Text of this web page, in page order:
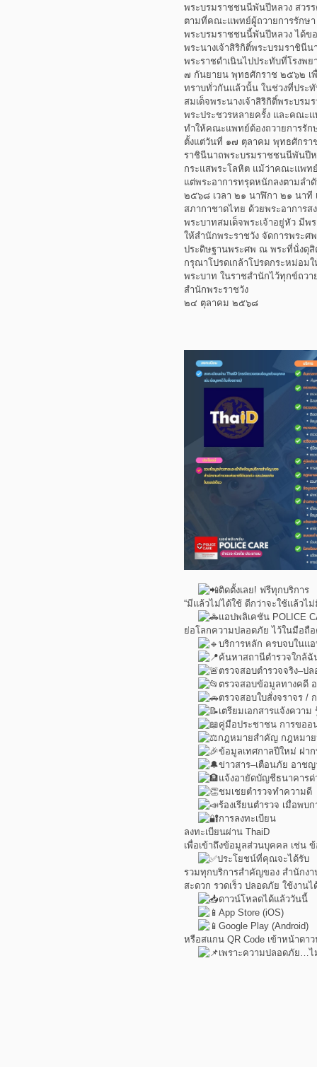
พระบรมราชชนนีพันปีหลวง สวร
ตามที่คณะแพทย์ผู้ถวายการรักษา
พระบรมราชชนนี้พันปีหลวง ได้ข
พระนางเจ้าสิริกิติ์พระบรมราชินี
พระราชดำเนินไปประทับที่โรงพ
๗ กันยายน พุทธศักราช ๒๕๖๒ เพื่
ทราบทั่วกันแล้วนั้น ในช่วงที่ประ
สมเด็จพระนางเจ้าสิริกิติ์พระบร
พระประชวรหลายครั้ง และคณะ
ทำให้คณะแพทย์ต้องถวายการรัก
ตั้งแต่วันที่ ๑๗ ตุลาคม พุทธศักรา
ราชินีนาถพระบรมราชชนนีพันปีห
กระแสพระโลหิต แม้ว่าคณะแพท
แต่พระอาการทรุดหนักลงตามล
๒๕๖๘ เวลา ๒๑ นาฬิกา ๒๑ นาที
สภากาชาดไทย ด้วยพระอาการ
พระบาทสมเด็จพระเจ้าอยู่หัว มีพ
ให้สำนักพระราชวัง จัดการพระศ
ประดิษฐานพระศพ ณ พระที่นั่งดุสิ
กรุณาโปรดเกล้าโปรดกระหม่อม
พระบาท ในราชสำนักไว้ทุกข์ถว
สำนักพระราชวัง
๒๔ ตุลาคม ๒๕๖๘
ติดตั้งเลย! ฟรีทุกบริการ
“มีแล้วไม่ได้ใช้ ดีกว่าจะใช้แล้วไม่
แอปพลิเคชัน POLICE
ย่อโลกความปลอดภัย ไว้ในมือถื
บริการหลัก ครบจบในแอ
ค้นหาสถานีตำรวจใกล้ฉั
ตรวจสอบตำรวจจริง–ป
ตรวจสอบข้อมูลทางคดี
ตรวจสอบใบสั่งจราจร /
เตรียมเอกสารแจ้งความ
คู่มือประชาชน การขออ
กฎหมายสำคัญ กฎหมาย
ข้อมูลเทศกาลปีใหม่ ฝาก
ข่าวสาร–เตือนภัย อาช
แจ้งอายัดบัญชีธนาคารด่
ชมเชยตำรวจทำความดี
ร้องเรียนตำรวจ เมื่อพบ
การลงทะเบียน
ลงทะเบียนผ่าน ThaiD
เพื่อเข้าถึงข้อมูลส่วนบุคคล เช่น
ประโยชน์ที่คุณจะได้รับ
รวมทุกบริการสำคัญของ สำนักงา
สะดวก รวดเร็ว ปลอดภัย ใช้งาน
ดาวน์โหลดได้แล้ววันนี้
App Store (iOS)
Google Play (Android)
หรือสแกน QR Code เข้าหน้าดา
เพราะความปลอดภัย…ไ